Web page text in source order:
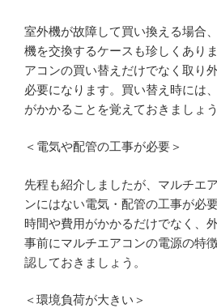
室外機が故障して買い換える場合
機を交換するケースも珍しくあり
アコンの買い替えだけでなく取り
必要になります。買い替え時には
がかかることを覚えておきましょう
＜電気や配管の工事が必要＞
先程も紹介しましたが、マルチエ
ンにはない電気・配管の工事が必
時間や費用がかかるだけでなく、
事前にマルチエアコンの電源の特
認しておきましょう。
＜環境負荷が大きい＞